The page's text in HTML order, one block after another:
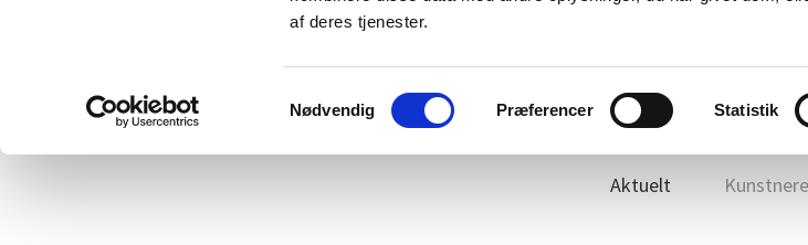
af deres tjenester.
Nødvendig Præferencer Statistik
Karolines Hus - Galleri
Aktuelt Kunstnere